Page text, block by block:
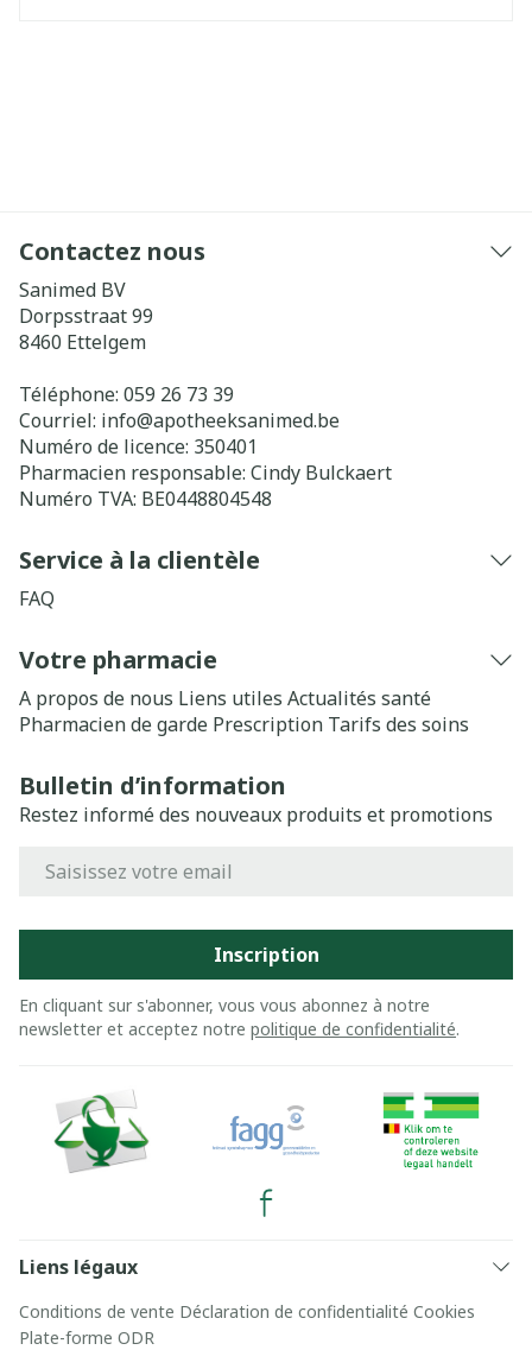
Contactez nous
Sanimed BV
Dorpsstraat 99
8460 Ettelgem
Téléphone: 059 26 73 39
Courriel: info@apotheeksanimed.be
Numéro de licence: 350401
Pharmacien responsable: Cindy Bulckaert
Numéro TVA: BE0448804548
Service à la clientèle
FAQ
Votre pharmacie
A propos de nous Liens utiles Actualités santé
Pharmacien de garde Prescription Tarifs des soins
Bulletin d’information
Restez informé des nouveaux produits et promotions
Inscription
En cliquant sur s'abonner, vous vous abonnez à notre
newsletter et acceptez notre politique de confidentialité.
Liens légaux
Conditions de vente Déclaration de confidentialité Cookies
Plate-forme ODR